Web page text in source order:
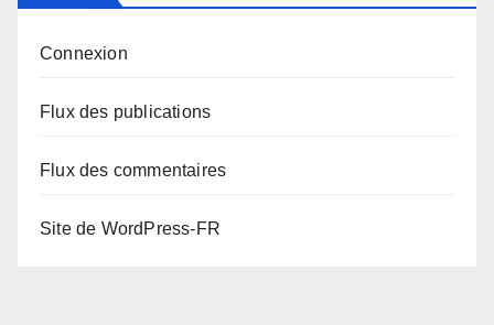
Connexion
Flux des publications
Flux des commentaires
Site de WordPress-FR